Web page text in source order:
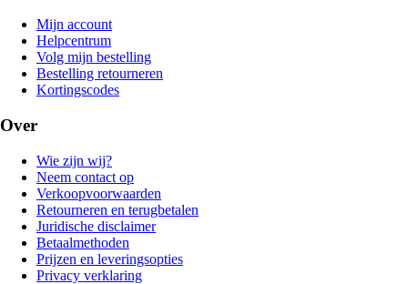
Mijn account
Helpcentrum
Volg mijn bestelling
Bestelling retourneren
Kortingscodes
Over
Wie zijn wij?
Neem contact op
Verkoopvoorwaarden
Retourneren en terugbetalen
Juridische disclaimer
Betaalmethoden
Prijzen en leveringsopties
Privacy verklaring